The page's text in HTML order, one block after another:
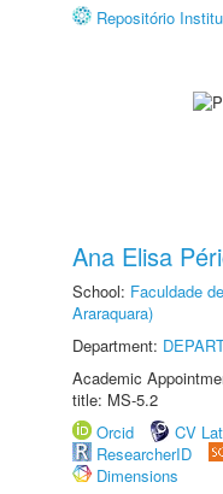
Repositório
Ana Elisa
School: Faculdade
Araraquara)
Department:
Academic
title: MS-5.2
Orcid
CV
ResearcherID
Dimensions